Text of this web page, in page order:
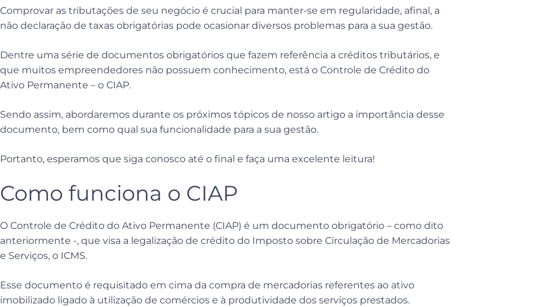
Comprovar as tributações de seu negócio é crucial para manter-se em regularidade, afinal, a
não declaração de taxas obrigatórias pode ocasionar diversos problemas para a sua gestão.
Dentre uma série de documentos obrigatórios que fazem referência a créditos tributários, e
que muitos empreendedores não possuem conhecimento, está o Controle de Crédito do
Ativo Permanente – o CIAP.
Sendo assim, abordaremos durante os próximos tópicos de nosso artigo a importância desse
documento, bem como qual sua funcionalidade para a sua gestão.
Portanto, esperamos que siga conosco até o final e faça uma excelente leitura!
Como funciona o CIAP
O Controle de Crédito do Ativo Permanente (CIAP) é um documento obrigatório – como dito
anteriormente -, que visa a legalização de crédito do Imposto sobre Circulação de Mercadorias
e Serviços, o ICMS.
Esse documento é requisitado em cima da compra de mercadorias referentes ao ativo
imobilizado ligado à utilização de comércios e à produtividade dos serviços prestados.